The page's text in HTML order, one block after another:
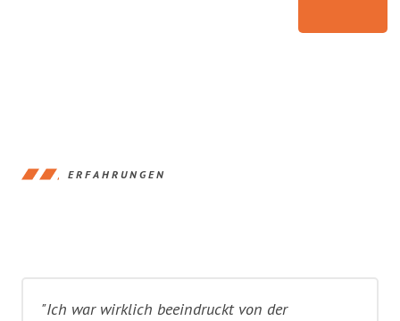
ERFAHRUNGEN
"Ich war wirklich beeindruckt von der